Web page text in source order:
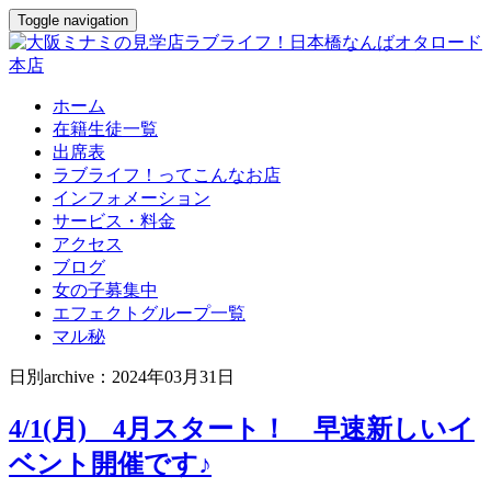
Toggle navigation
ホーム
在籍生徒一覧
出席表
ラブライフ！ってこんなお店
インフォメーション
サービス・料金
アクセス
ブログ
女の子募集中
エフェクトグループ一覧
マル秘
日別archive：2024年03月31日
4/1(月) 4月スタート！ 早速新しいイ
ベント開催です♪